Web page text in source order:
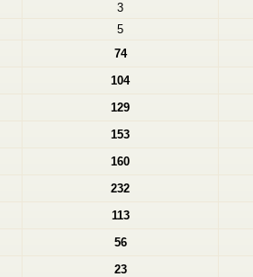
3
5
74
104
129
153
160
232
113
56
23